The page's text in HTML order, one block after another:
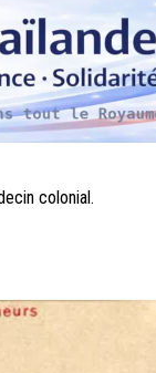
Thaïlande
colonial.